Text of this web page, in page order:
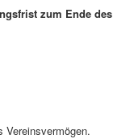
zum Ende des
Vereinsvermögen.